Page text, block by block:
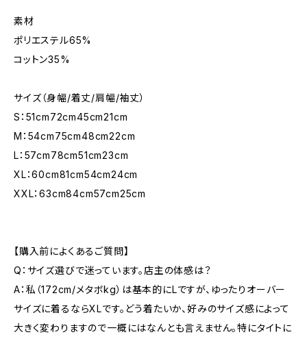
素材
ポリエステル65%
コットン35%
サイズ（身幅/着丈/肩幅/袖丈）
S：51cm72cm45cm21cm
M：54cm75cm48cm22cm
L：57cm78cm51cm23cm
XL：60cm81cm54cm24cm
XXL：63cm84cm57cm25cm
【購入前によくあるご質問】
Q：サイズ選びで迷っています。店主の体感は？
A：私（172cm/メタボkg）は基本的にLですが、ゆったりオーバー
サイズに着るならXLです。どう着たいか、好みのサイズ感によって
大きく変わりますので一概にはなんとも言えません。特にタイトに